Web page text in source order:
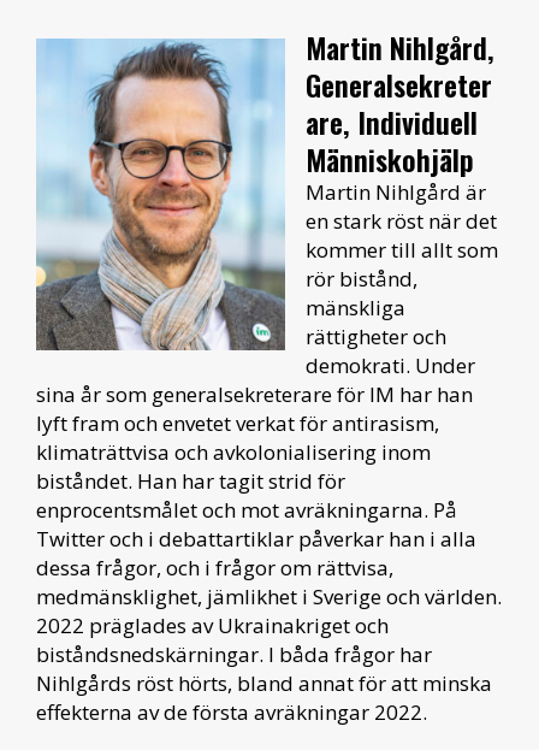
Martin Nihlgård,
Generalsekreter
are, Individuell
Människohjälp
Martin Nihlgård är
en stark röst när det
kommer till allt som
rör bistånd,
mänskliga
rättigheter och
demokrati. Under
sina år som generalsekreterare för IM har han
lyft fram och envetet verkat för antirasism,
klimaträttvisa och avkolonialisering inom
biståndet. Han har tagit strid för
enprocentsmålet och mot avräkningarna. På
Twitter och i debattartiklar påverkar han i alla
dessa frågor, och i frågor om rättvisa,
medmänsklighet, jämlikhet i Sverige och världen.
2022 präglades av Ukrainakriget och
biståndsnedskärningar. I båda frågor har
Nihlgårds röst hörts, bland annat för att minska
effekterna av de första avräkningar 2022.